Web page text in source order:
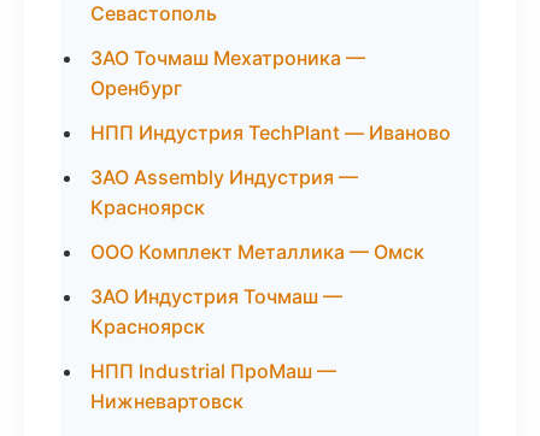
Севастополь
ЗАО Точмаш Мехатроника —
Оренбург
НПП Индустрия TechPlant — Иваново
ЗАО Assembly Индустрия —
Красноярск
ООО Комплект Металлика — Омск
ЗАО Индустрия Точмаш —
Красноярск
НПП Industrial ПроМаш —
Нижневартовск